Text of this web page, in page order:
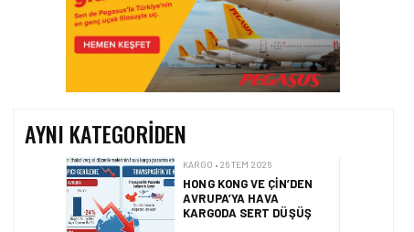
AYNI KATEGORIDEN
KARGO • 26 TEM 2026
HONG KONG VE ÇIN’DEN
AVRUPA’YA HAVA
KARGODA SERT DÜŞÜŞ
TURHAN ÖZEN SAUDI
CARGO CHIEF
COMMERCIAL OFFICER
OLDU